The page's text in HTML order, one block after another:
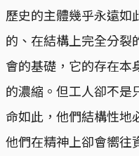
歷史的主體幾乎永遠如
的、在結構上完全分裂
會的基礎，它的存在本
的濃縮。但工人卻不是
命如此，他們結構性地
他們在精神上卻會嚮往